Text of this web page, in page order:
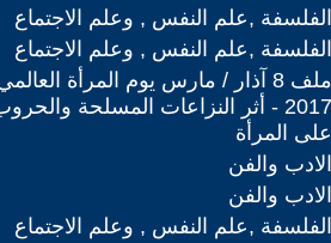
الفلسفة ,علم النفس , وعلم الاجتماع
الفلسفة ,علم النفس , وعلم الاجتماع
ملف 8 آذار / مارس يوم المرأة
2017 - أثر النزاعات المسلحة
على المرأة
الادب والفن
الادب والفن
الفلسفة ,علم النفس , وعلم الاجتماع